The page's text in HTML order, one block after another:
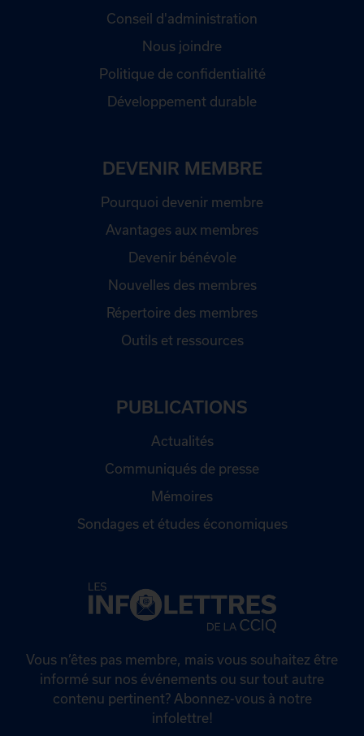
Conseil d'administration
Nous joindre
Politique de confidentialité
Développement durable
DEVENIR MEMBRE
Pourquoi devenir membre
Avantages aux membres
Devenir bénévole
Nouvelles des membres
Répertoire des membres
Outils et ressources
PUBLICATIONS
Actualités
Communiqués de presse
Mémoires
Sondages et études économiques
Vous n’êtes pas membre, mais vous souhaitez être
informé sur nos événements ou sur tout autre
contenu pertinent? Abonnez-vous à notre
infolettre!